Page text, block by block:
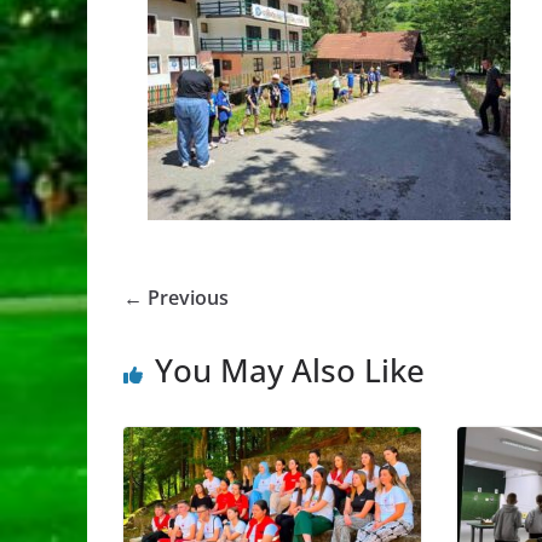
← Previous
You May Also Like